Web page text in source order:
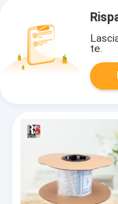
te.